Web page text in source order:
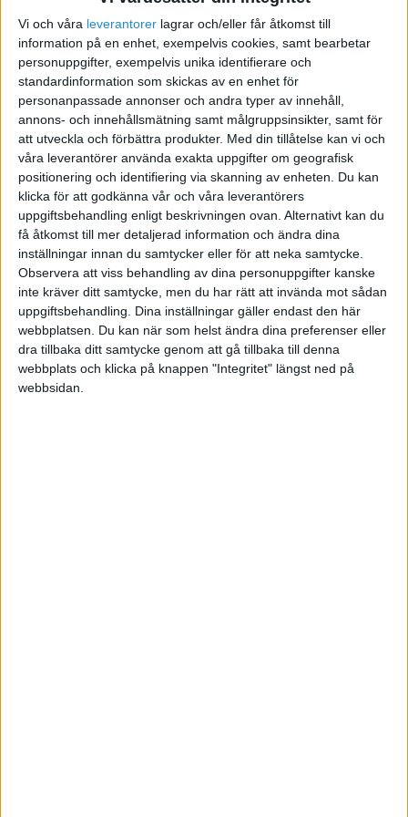
Vi och våra leverantorer lagrar och/eller får åtkomst till
information på en enhet, exempelvis cookies, samt bearbetar
personuppgifter, exempelvis unika identifierare och
standardinformation som skickas av en enhet för
personanpassade annonser och andra typer av innehåll,
annons- och innehållsmätning samt målgruppsinsikter, samt för
att utveckla och förbättra produkter. Med din tillåtelse kan vi och
våra leverantörer använda exakta uppgifter om geografisk
positionering och identifiering via skanning av enheten. Du kan
klicka för att godkänna vår och våra leverantörers
uppgiftsbehandling enligt beskrivningen ovan. Alternativt kan du
få åtkomst till mer detaljerad information och ändra dina
inställningar innan du samtycker eller för att neka samtycke.
Observera att viss behandling av dina personuppgifter kanske
inte kräver ditt samtycke, men du har rätt att invända mot sådan
uppgiftsbehandling. Dina inställningar gäller endast den här
webbplatsen. Du kan när som helst ändra dina preferenser eller
dra tillbaka ditt samtycke genom att gå tillbaka till denna
webbplats och klicka på knappen "Integritet" längst ned på
webbsidan.
en ambition att driva ditt företag i många år framöver,
det kräver att du har ork och energi till att göra det. Det
blir bra mycket lättare och ger dig bättre
förutsättningar om du tränar din kondition
kontinuerligt.
Som sagt behöver du inte ta ut dig maximalt, men att
låta hjärtat slå snabbare ibland är en förutsättning för
att konditionen ska förbättras och underhållas. Att
hålla igång fysiskt kan innebära tuffa konditionspass
men likaväl raska promenader eller att ta cykeln till
jobbet. Det bästa är om du investerar i minst 30
minuters fysisk aktivitet om dagen. Det kan vara 30
minuter i sträck, men också 15 minuter två gånger om
dagen. Fundera på vad du behöver din kondition till och
träna därefter. Den aktivitet som du väljer ska så klart
tilltala dig och vara roligt att utför. Då behåller vi vår
motivation och rörelseglädje.